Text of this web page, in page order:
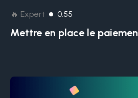
🔥 Expert 0:55
Mettre en place le